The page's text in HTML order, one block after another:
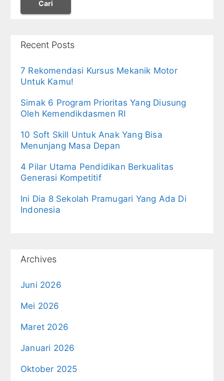
Cari
Recent Posts
7 Rekomendasi Kursus Mekanik Motor
Untuk Kamu!
Simak 6 Program Prioritas Yang Diusung
Oleh Kemendikdasmen RI
10 Soft Skill Untuk Anak Yang Bisa
Menunjang Masa Depan
4 Pilar Utama Pendidikan Berkualitas
Generasi Kompetitif
Ini Dia 8 Sekolah Pramugari Yang Ada Di
Indonesia
Archives
Juni 2026
Mei 2026
Maret 2026
Januari 2026
Oktober 2025